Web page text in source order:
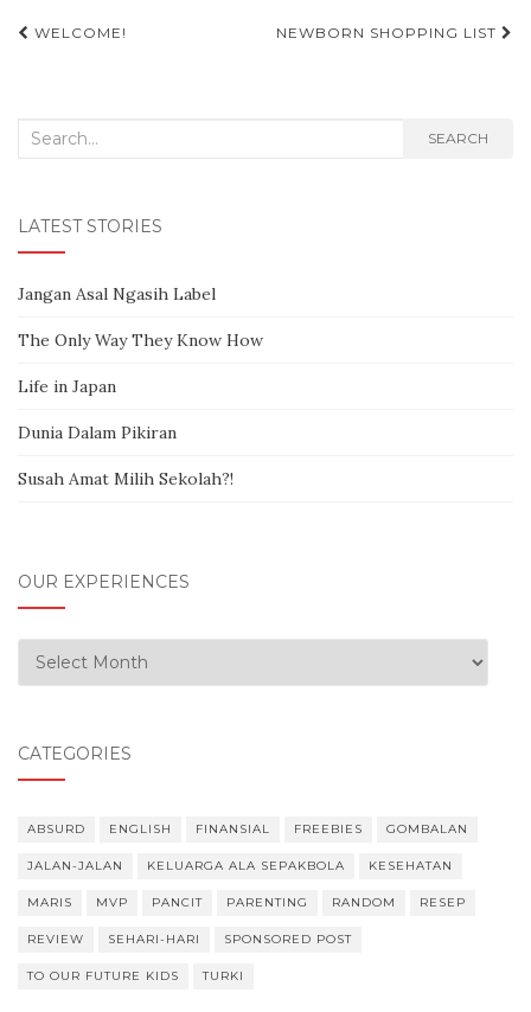
WELCOME! NEWBORN SHOPPING LIST
Search for: SEARCH
LATEST STORIES
Jangan Asal Ngasih Label
The Only Way They Know How
Life in Japan
Dunia Dalam Pikiran
Susah Amat Milih Sekolah?!
OUR EXPERIENCES
Our Experiences
CATEGORIES
ABSURD ENGLISH FINANSIAL FREEBIES GOMBALAN
JALAN-JALAN KELUARGA ALA SEPAKBOLA KESEHATAN
MARIS MVP PANCIT PARENTING RANDOM RESEP
REVIEW SEHARI-HARI SPONSORED POST
TO OUR FUTURE KIDS TURKI